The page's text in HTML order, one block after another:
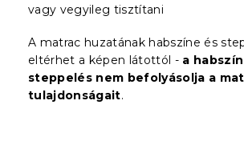
vagy vegyileg tisztítani
A matrac huzatának habszíne és
eltérhet a képen látottól - a
steppelés nem befolyásolja a
tulajdonságait.